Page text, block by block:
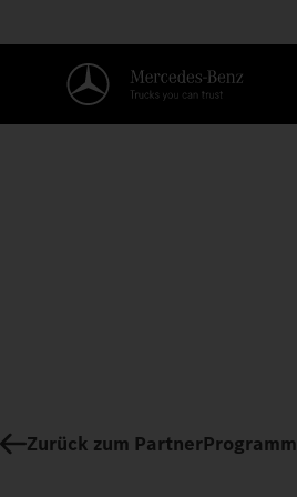
Zurück zum PartnerProgramm